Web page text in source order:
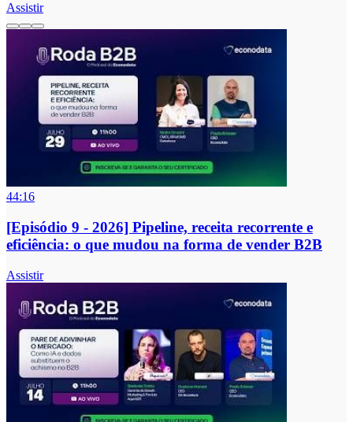
Assistir
44:16
[Episódio 9 - 2026] Pipeline, receita recorrente e
eficiência: o que mudou na forma de vender B2B
Assistir